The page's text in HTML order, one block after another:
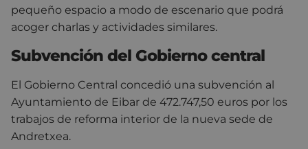
pequeño espacio a modo de escenario que podrá
acoger charlas y actividades similares.
Subvención del Gobierno central
El Gobierno Central concedió una subvención al
Ayuntamiento de Eibar de 472.747,50 euros por los
trabajos de reforma interior de la nueva sede de
Andretxea.